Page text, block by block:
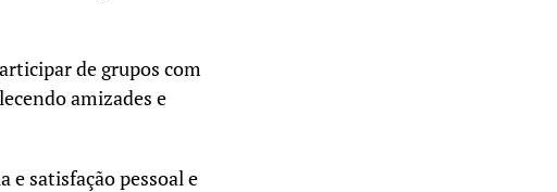
de grupos com
amizades e
e satisfação pessoal e